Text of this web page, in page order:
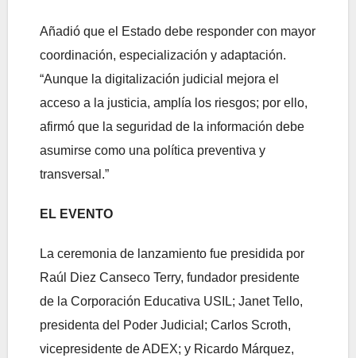
Añadió que el Estado debe responder con mayor
coordinación, especialización y adaptación.
“Aunque la digitalización judicial mejora el
acceso a la justicia, amplía los riesgos; por ello,
afirmó que la seguridad de la información debe
asumirse como una política preventiva y
transversal.”
EL EVENTO
La ceremonia de lanzamiento fue presidida por
Raúl Diez Canseco Terry, fundador presidente
de la Corporación Educativa USIL; Janet Tello,
presidenta del Poder Judicial; Carlos Scroth,
vicepresidente de ADEX; y Ricardo Márquez,